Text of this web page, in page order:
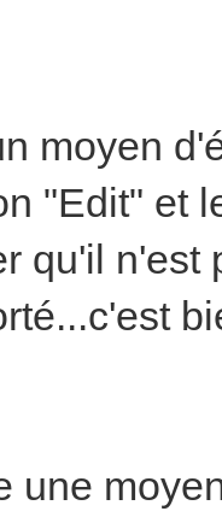
moyen
"Edit" et
qu'il
une